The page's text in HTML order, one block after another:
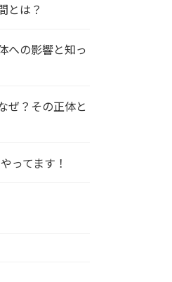
とは？
への影響と知っ
ぜ？その正体と
ってます！